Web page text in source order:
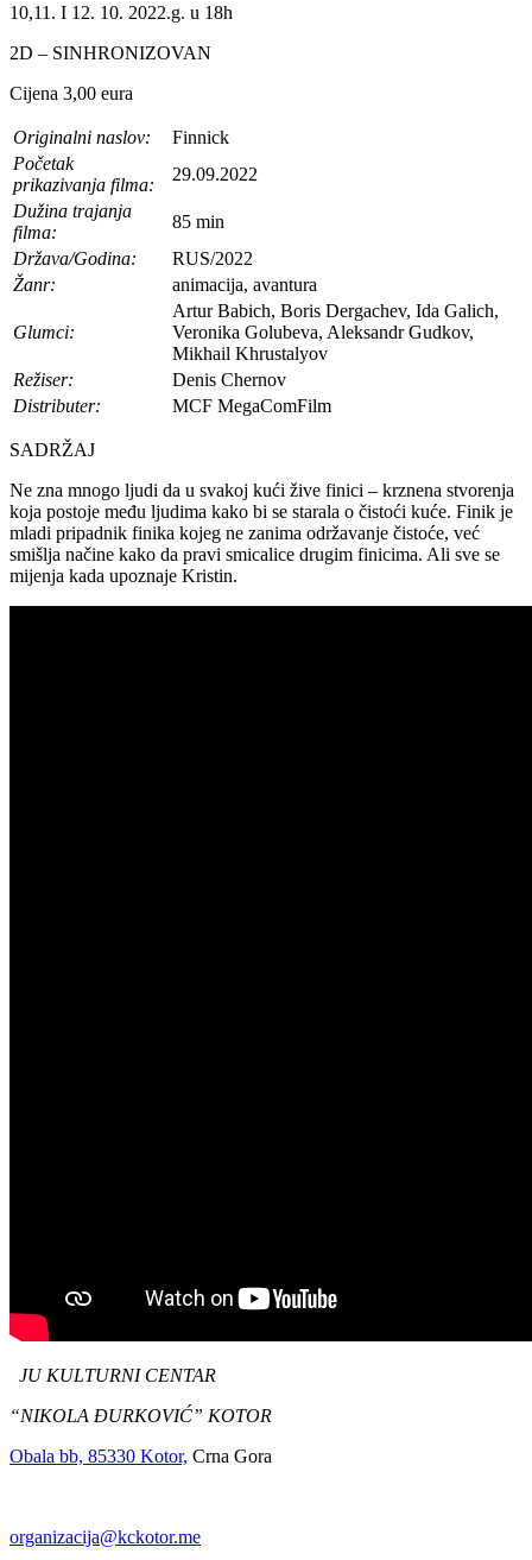
10,11. I 12. 10. 2022.g. u 18h
2D – SINHRONIZOVAN
Cijena 3,00 eura
Originalni naslov:
Finnick
Početak
prikazivanja filma:
29.09.2022
Dužina trajanja
filma:
85 min
Država/Godina:
RUS/2022
Žanr:
animacija, avantura
Glumci:
Artur Babich, Boris Dergachev, Ida Galich,
Veronika Golubeva, Aleksandr Gudkov,
Mikhail Khrustalyov
Režiser:
Denis Chernov
Distributer:
MCF MegaComFilm
SADRŽAJ
Ne zna mnogo ljudi da u svakoj kući žive finici – krznena stvorenja
koja postoje među ljudima kako bi se starala o čistoći kuće. Finik je
mladi pripadnik finika kojeg ne zanima održavanje čistoće, već
smišlja načine kako da pravi smicalice drugim finicima. Ali sve se
mijenja kada upoznaje Kristin.
JU KULTURNI CENTAR
“NIKOLA ĐURKOVIĆ” KOTOR
Obala bb, 85330 Kotor, Crna Gora
organizacija@kckotor.me